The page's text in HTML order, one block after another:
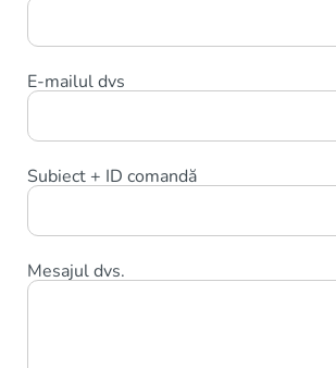
E-mailul dvs
Subiect + ID comandă
Mesajul dvs.